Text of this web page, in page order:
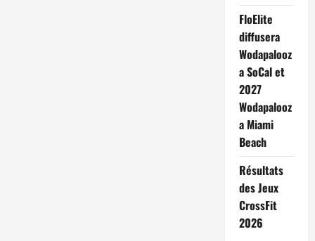
FloElite
diffusera
Wodapalooz
a SoCal et
2027
Wodapalooz
a Miami
Beach
Résultats
des Jeux
CrossFit
2026